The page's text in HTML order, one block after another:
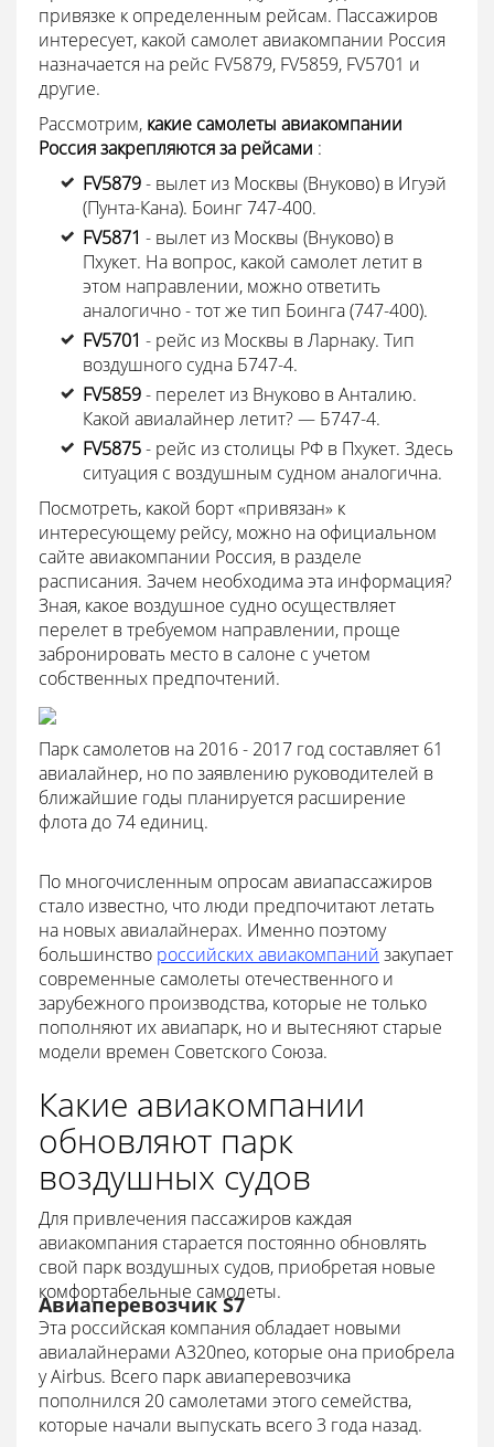
привязке к определенным рейсам. Пассажиров
интересует, какой самолет авиакомпании Россия
назначается на рейс FV5879, FV5859, FV5701 и
другие.
Рассмотрим, какие самолеты авиакомпании
Россия закрепляются за рейсами :
FV5879- вылет из Москвы (Внуково) в Игуэй
(Пунта-Кана). Боинг 747-400.
FV5871 - вылет из Москвы (Внуково) в
Пхукет. На вопрос, какой самолет летит в
этом направлении, можно ответить
аналогично - тот же тип Боинга (747-400).
FV5701 - рейс из Москвы в Ларнаку. Тип
воздушного судна Б747-4.
FV5859- перелет из Внуково в Анталию.
Какой авиалайнер летит? — Б747-4.
FV5875- рейс из столицы РФ в Пхукет. Здесь
ситуация с воздушным судном аналогична.
Посмотреть, какой борт «привязан» к
интересующему рейсу, можно на официальном
сайте авиакомпании Россия, в разделе
расписания. Зачем необходима эта информация?
Зная, какое воздушное судно осуществляет
перелет в требуемом направлении, проще
забронировать место в салоне с учетом
собственных предпочтений.
Парк самолетов на 2016 - 2017 год составляет 61
авиалайнер, но по заявлению руководителей в
ближайшие годы планируется расширение
флота до 74 единиц.
По многочисленным опросам авиапассажиров
стало известно, что люди предпочитают летать
на новых авиалайнерах. Именно поэтому
большинство российских авиакомпаний закупает
современные самолеты отечественного и
зарубежного производства, которые не только
пополняют их авиапарк, но и вытесняют старые
модели времен Советского Союза.
Какие авиакомпании
обновляют парк
воздушных судов
Для привлечения пассажиров каждая
авиакомпания старается постоянно обновлять
свой парк воздушных судов, приобретая новые
комфортабельные самолеты.
Авиаперевозчик S7
Эта российская компания обладает новыми
авиалайнерами А320neo, которые она приобрела
у Airbus. Всего парк авиаперевозчика
пополнился 20 самолетами этого семейства,
которые начали выпускать всего 3 года назад.